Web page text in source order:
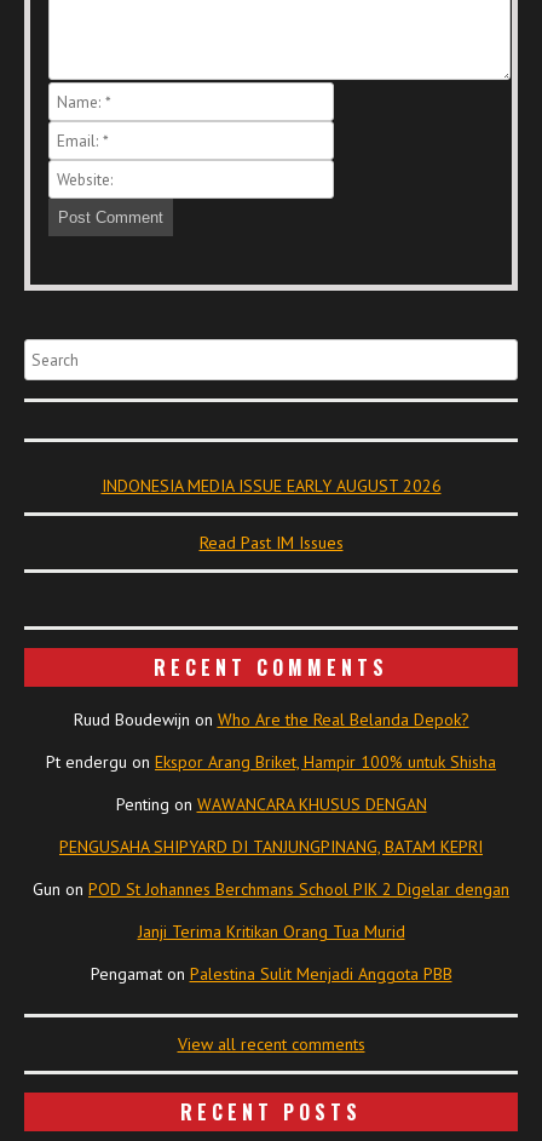
Search
INDONESIA MEDIA ISSUE EARLY AUGUST 2026
Read Past IM Issues
RECENT COMMENTS
Ruud Boudewijn on Who Are the Real Belanda Depok?
Pt endergu on Ekspor Arang Briket, Hampir 100% untuk Shisha
Penting on WAWANCARA KHUSUS DENGAN
PENGUSAHA SHIPYARD DI TANJUNGPINANG, BATAM KEPRI
Gun on POD St Johannes Berchmans School PIK 2 Digelar dengan
Janji Terima Kritikan Orang Tua Murid
Pengamaton Palestina Sulit Menjadi Anggota PBB
View all recent comments
RECENT POSTS